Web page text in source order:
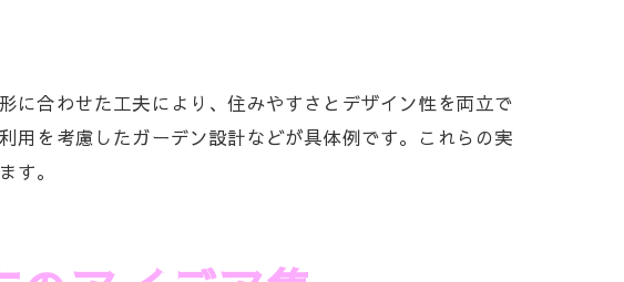
に合わせた工夫により、住みやすさとデザイン性を両立で
用を考慮したガーデン設計などが具体例です。これらの実
す。